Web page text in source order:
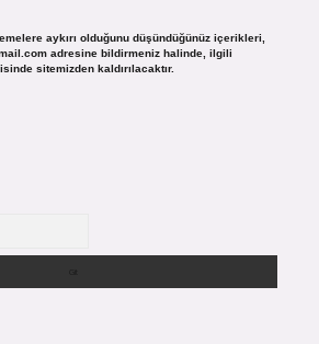
aykırı olduğunu düşündüğünüz içerikleri,
adresine bildirmeniz halinde, ilgili
sitemizden kaldırılacaktır.